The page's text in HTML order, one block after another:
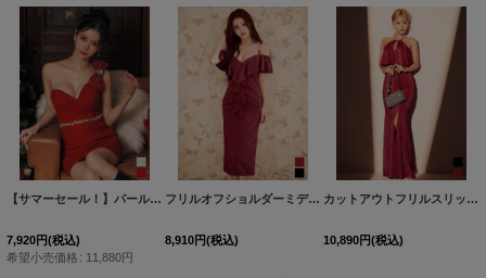
【サマーセール！】パールリボンツイードタイトミニドレス/キャバドレス【XS-XLサイズ/2カラー】[OF01] 【SB】dzpu
7,920円(税込)
希望小売価格 : 11,880円
フリルオフショルダーミディアムドレス/キャバドレス【XS-Mサイズ/2カラー】[OF03] 【IM】
8,910円(税込)
カットアウトフリルスリットラメロングドレス/キャバドレス【S-Lサイズ/2カラー】[OF03]【IM】dzw
10,890円(税込)